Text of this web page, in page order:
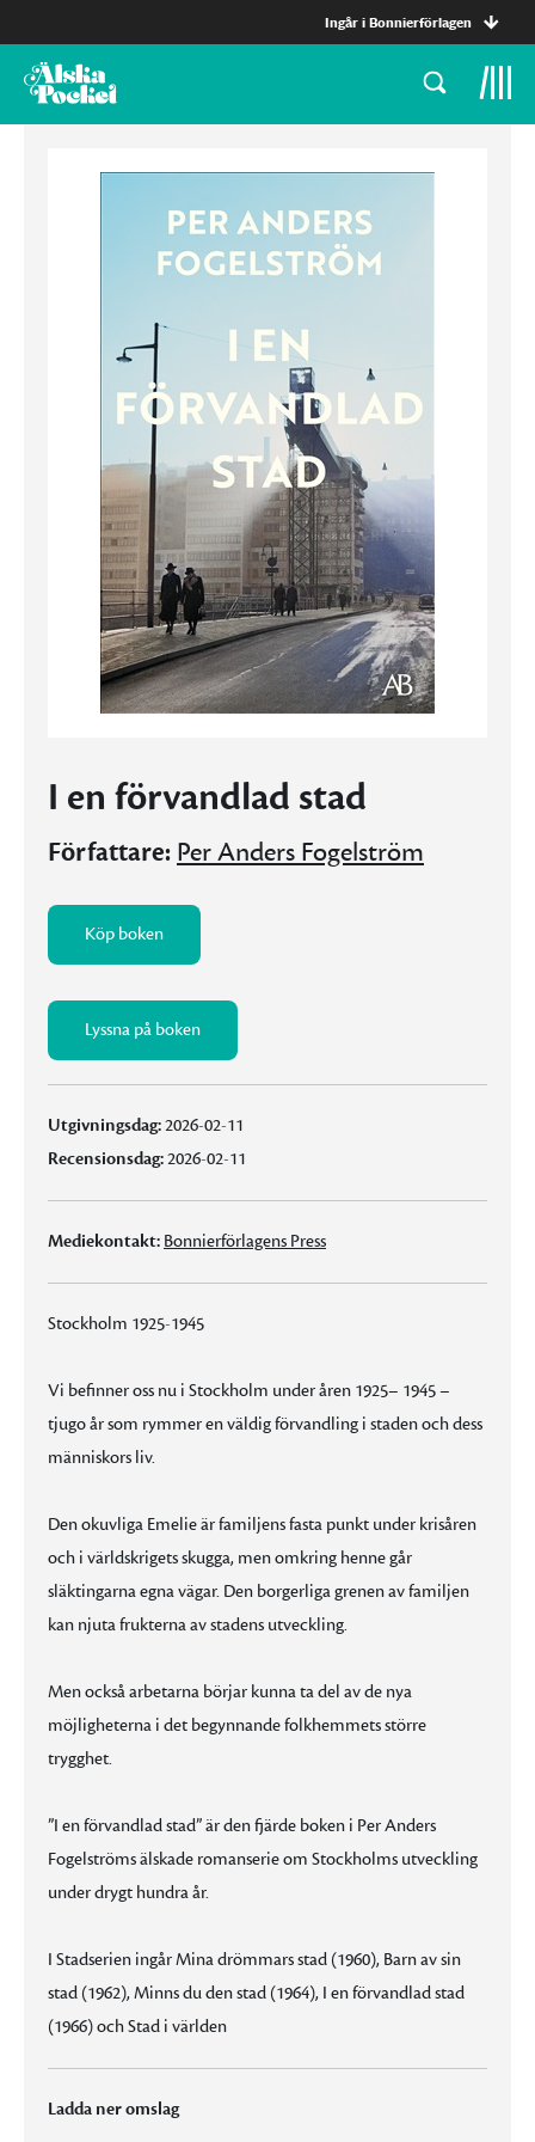
Ingår i Bonnierförlagen
I en förvandlad stad
Författare: Per Anders Fogelström
Köp boken
Lyssna på boken
Utgivningsdag:2026-02-11
Recensionsdag:2026-02-11
Mediekontakt: Bonnierförlagens Press
Stockholm 1925-1945
Vi befinner oss nu i Stockholm under åren 1925– 1945 –
tjugo år som rymmer en väldig förvandling i staden och dess
människors liv.
Den okuvliga Emelie är familjens fasta punkt under krisåren
och i världskrigets skugga, men omkring henne går
släktingarna egna vägar. Den borgerliga grenen av familjen
kan njuta frukterna av stadens utveckling.
Men också arbetarna börjar kunna ta del av de nya
möjligheterna i det begynnande folkhemmets större
trygghet.
”I en förvandlad stad” är den fjärde boken i Per Anders
Fogelströms älskade romanserie om Stockholms utveckling
under drygt hundra år.
I Stadserien ingår Mina drömmars stad (1960), Barn av sin
stad (1962), Minns du den stad (1964), I en förvandlad stad
(1966) och Stad i världen
Ladda ner omslag